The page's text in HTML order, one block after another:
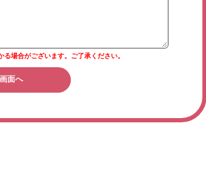
場合がございます。ご了承ください。